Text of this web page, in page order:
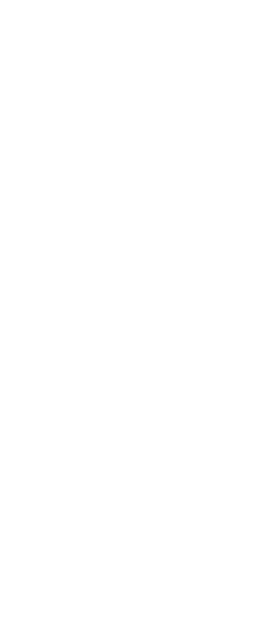
אחר ההזמנות
מהיר יותר